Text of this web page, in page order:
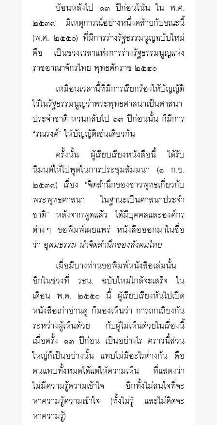
ย้อนหลังไป ๑๓ ปีก่อนโน้น ใน พ.ศ.
๒๕๓๗ มีเหตุการณ์อย่างหนึ่งคล้ายกับขณะนี้
(พ.ศ. ๒๕๕๐) ที่มีการร่างรัฐธรรมนูญฉบับใหม่
คือ เป็นช่วงเวลาแห่งการร่างรัฐธรรมนูญแห่ง
ราชอาณาจักรไทย พุทธศักราช ๒๕๔๐
เหมือนเวลานี้ที่มีการเรียกร้องให้บัญญัติ
ไว้ในรัฐธรรมนูญว่าพระพุทธศาสนาเป็นศาสนา
ประจำชาติ หวนกลับไป ๑๓ ปีก่อนนั้น ก็มีการ
“รณรงค์” ให้บัญญัติเช่นเดียวกัน
ครั้งนั้น ผู้เรียบเรียงหนังสือนี้ ได้รับ
นิมนต์ให้ไปพูดในการประชุมสัมมนา (๑ ก.ย.
๒๕๓๗) เรื่อง “จิตสำนึกของชาวพุทธเกี่ยวกับ
พระพุทธศาสนา ในฐานะเป็นศาสนาประจำ
ชาติ” หลังจากพูดแล้ว ได้มีบุคคลและองค์กร
ต่างๆ ขอพิมพ์เผยแพร่ หนังสือออกมาในชื่อ
ว่า อุดมธรรม นำจิตสำนึกของสังคมไทย
เมื่อมีบางท่านขอพิมพ์หนังสือเล่มนั้น
อีกในช่วงที่ รธน. ฉบับใหม่ใกล้จะเสร็จ ใน
เดือน พ.ค. ๒๕๕๐ นี้ ผู้เรียบเรียงหันไปเปิด
หนังสือเก่าอ่านดู ก็มองเห็นว่า การถกเถียงกัน
ระหว่างผู้เห็นด้วย กับผู้ไม่เห็นด้วยในเรื่องนี้
เมื่อครั้ง ๑๓ ปีก่อน เป็นอย่างไร คราวนี้ส่วน
ใหญ่ก็เป็นอย่างนั้น แทบไม่มีอะไรต่างกัน คือ
คนแทบทั้งหมดได้แต่ให้ความเห็น ที่แสดงว่า
ไม่มีความรู้ความเข้าใจ อีกทั้งไม่สนใจที่จะ
หาความรู้ความเข้าใจ (ทั้งไม่รู้ และไม่คิดจะ
หาความรู้)